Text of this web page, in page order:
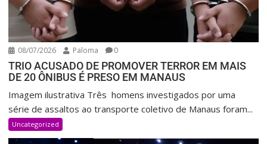
08/07/2026 Paloma 0
TRIO ACUSADO DE PROMOVER TERROR EM MAIS
DE 20 ÔNIBUS É PRESO EM MANAUS
Imagem ilustrativa Três homens investigados por uma
série de assaltos ao transporte coletivo de Manaus foram...
Uncategorized